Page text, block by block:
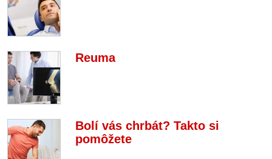
Reuma
Bolí vás chrbát? Takto si
pomôžete